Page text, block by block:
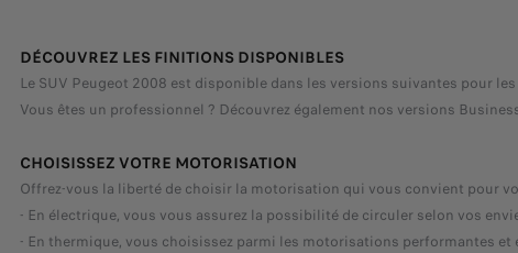
DÉCOUVREZ LES FINITIONS DISPONIBLES
Le SUV Peugeot 2008 est disponible dans les versions suivantes pour
Vous êtes un professionnel ? Découvrez également nos versions
CHOISISSEZ VOTRE MOTORISATION
Offrez-vous la liberté de choisir la motorisation qui vous convient pour
- En électrique, vous vous assurez la possibilité de circuler selon vos
- En thermique, vous choisissez parmi les motorisations performantes et